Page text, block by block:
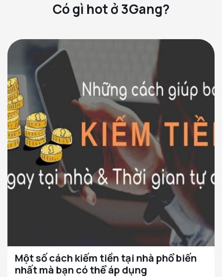
Có gì hot ở 3Gang?
Một số cách kiếm tiền tại nhà phổ biến
nhất mà bạn có thể áp dụng